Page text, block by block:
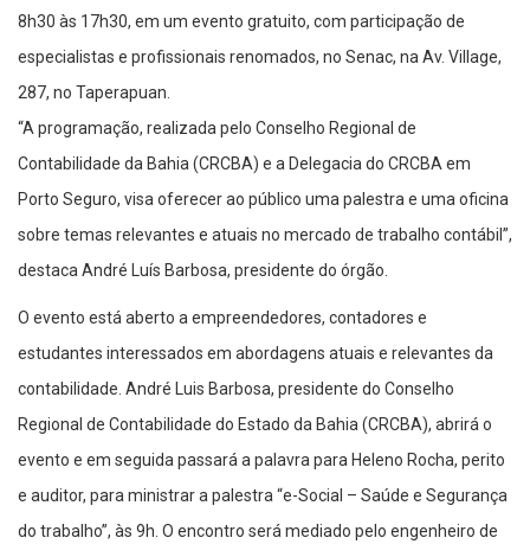
8h30 às 17h30, em um evento gratuito, com participação de
especialistas e profissionais renomados, no Senac, na Av. Village,
287, no Taperapuan.
“A programação, realizada pelo Conselho Regional de
Contabilidade da Bahia (CRCBA) e a Delegacia do CRCBA em
Porto Seguro, visa oferecer ao público uma palestra e uma oficina
sobre temas relevantes e atuais no mercado de trabalho contábil”,
destaca André Luís Barbosa, presidente do órgão.
O evento está aberto a empreendedores, contadores e
estudantes interessados em abordagens atuais e relevantes da
contabilidade. André Luis Barbosa, presidente do Conselho
Regional de Contabilidade do Estado da Bahia (CRCBA), abrirá o
evento e em seguida passará a palavra para Heleno Rocha, perito
e auditor, para ministrar a palestra “e-Social – Saúde e Segurança
do trabalho”, às 9h. O encontro será mediado pelo engenheiro de